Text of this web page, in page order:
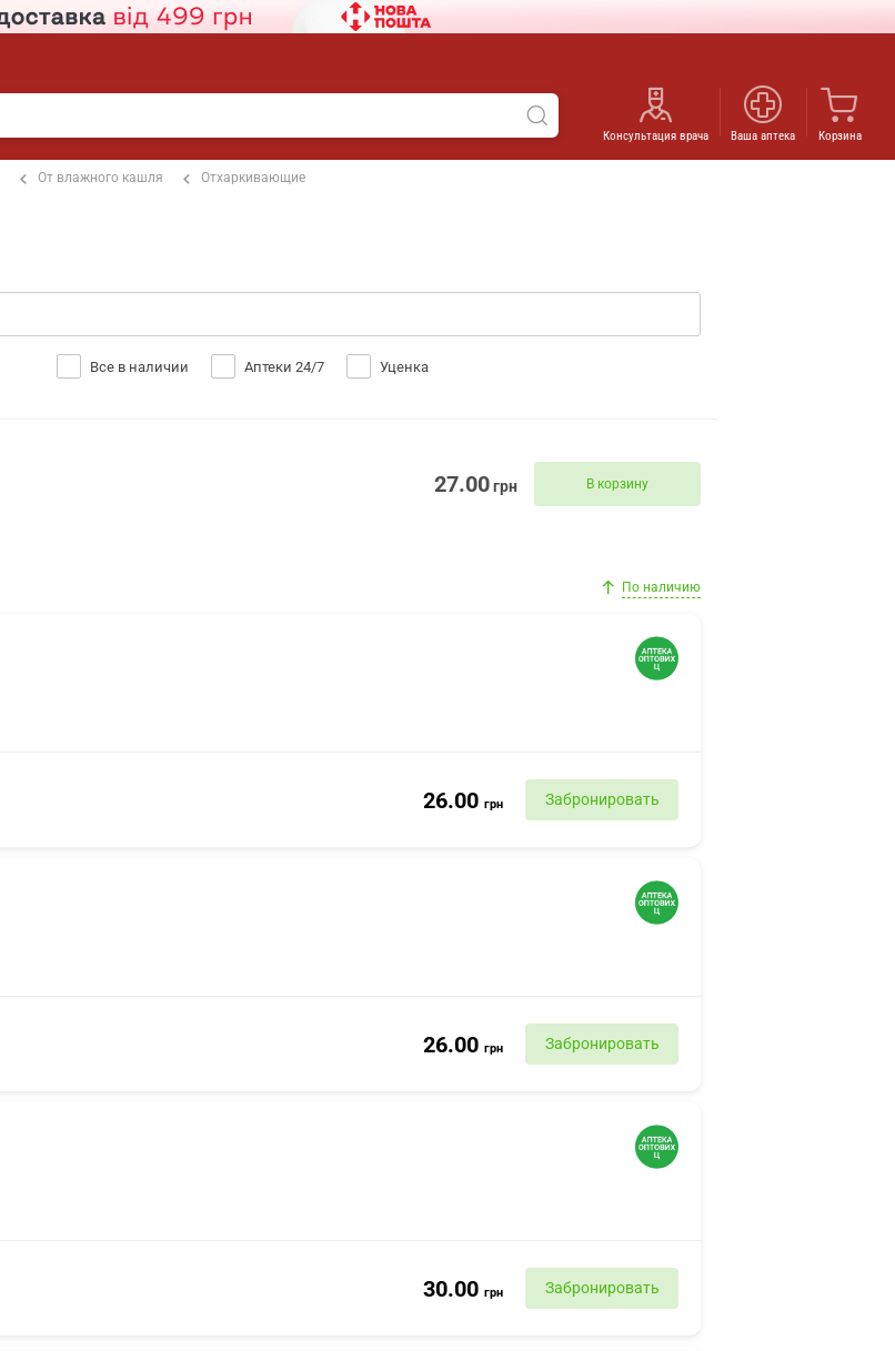
Консультация врача Ваша аптека Корзина
От влажного кашля Отхаркивающие
Все в наличии Аптеки 24/7 Уценка
27.00грн В корзину
По наличию
26.00 грн Забронировать
26.00 грн Забронировать
30.00 грн Забронировать